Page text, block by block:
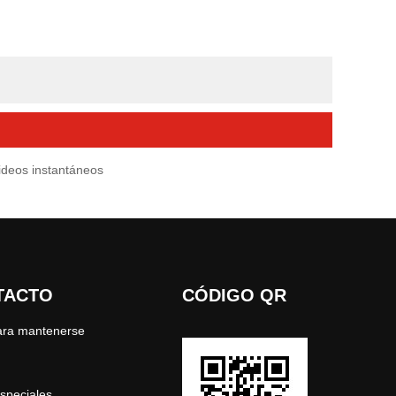
instantáneos
mantenerse
CÓDIGO QR